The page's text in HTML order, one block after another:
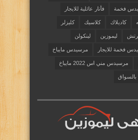
فخمة فأنار عائلية للايجار
كاديلاك كلاسيك كليزلر
ليموزين لينكولن
فخمة للايجار مرسيدس مايباخ
مرسيدس مني اس 2022 مايباخ